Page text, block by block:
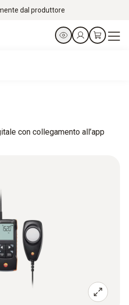
dal produttore
con collegamento all’app